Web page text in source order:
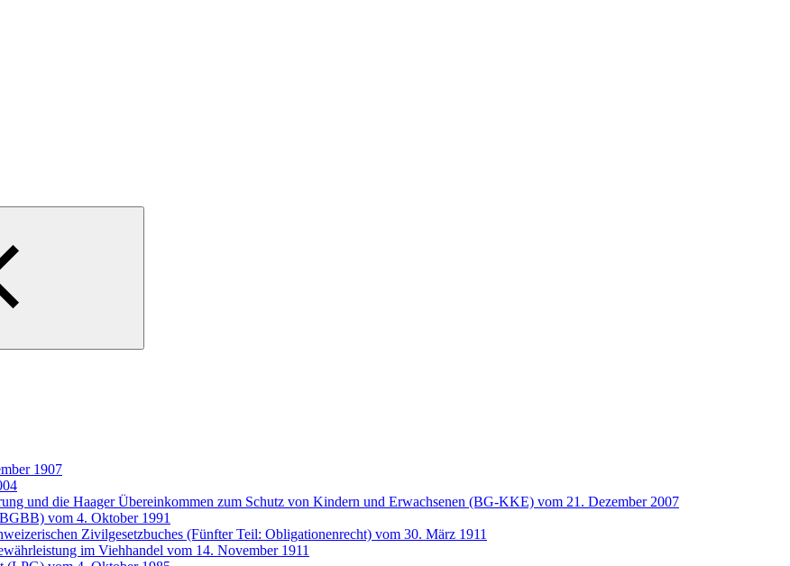
1907
und die Haager Übereinkommen zum Schutz von Kindern und Erwachsenen (BG-KKE) vom 21. Dezember 2007
vom 4. Oktober 1991
Zivilgesetzbuches (Fünfter Teil: Obligationenrecht) vom 30. März 1911
im Viehhandel vom 14. November 1911